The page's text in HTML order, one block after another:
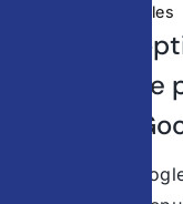
Actualités digitales
Contenu
que
compte
Ce que les